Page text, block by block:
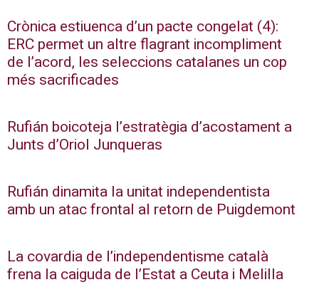
Crònica estiuenca d’un pacte congelat (4):
ERC permet un altre flagrant incompliment
de l’acord, les seleccions catalanes un cop
més sacrificades
Rufián boicoteja l’estratègia d’acostament a
Junts d’Oriol Junqueras
Rufián dinamita la unitat independentista
amb un atac frontal al retorn de Puigdemont
La covardia de l’independentisme català
frena la caiguda de l’Estat a Ceuta i Melilla